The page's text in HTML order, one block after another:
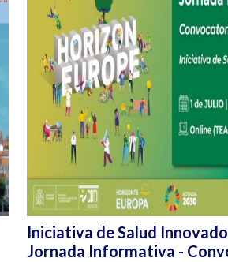
Iniciativa de Salud
Jornada Informativa -